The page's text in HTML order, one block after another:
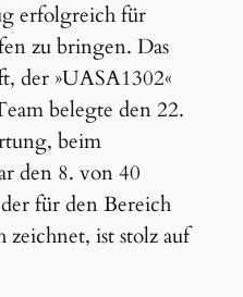
erfolgreich für
zu bringen. Das
der »UASA1302«
belegte den 22.
beim
den 8. von 40
für den Bereich
ist stolz auf